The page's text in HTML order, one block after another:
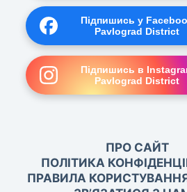
Підпишись у
Pavlograd District
Підпишись в
Pavlograd District
ПРО САЙТ
ПОЛІТИКА
ПРАВИЛА